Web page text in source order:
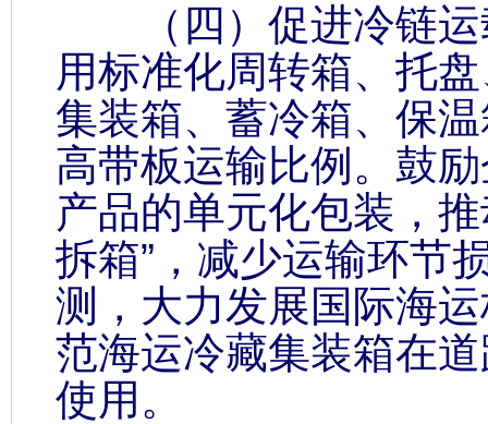
（四）促进冷链运
用标准化周转箱、托
集装箱、蓄冷箱、保
高带板运输比例。鼓
产品的单元化包装，
拆箱”，减少运输环节
测，大力发展国际海
范海运冷藏集装箱在
使用。